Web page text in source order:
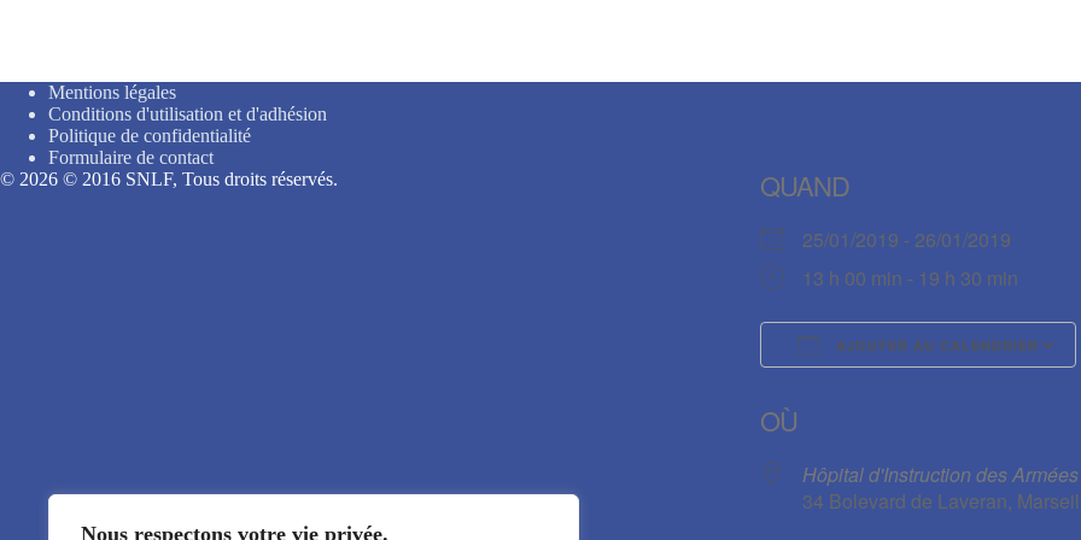
Nous respectons votre vie privée.
Mentions légales
Conditions d'utilisation et d'adhésion
Politique de confidentialité
Formulaire de contact
© 2026 © 2016 SNLF, Tous droits réservés.
QUAND
25/01/2019 - 26/01/2019
13 h 00 min - 19 h 30 min
AJOUTER AU CALENDRIER
OÙ
Hôpital d'Instruction des
34 Bolevard de Laveran,